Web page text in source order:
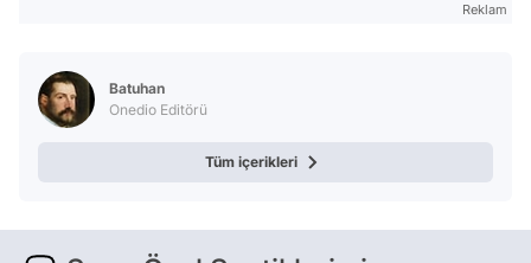
Reklam
Batuhan
Onedio Editörü
Tüm içerikleri